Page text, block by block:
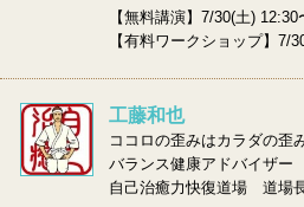
【無料講演】7/30(土) 12:30
【有料ワークショップ】7/
工藤和也
ココロの歪みはカラダの歪
バランス健康アドバイザー
自己治癒力快復道場 道場